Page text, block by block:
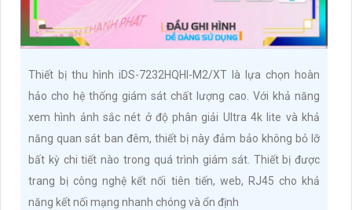
Thiết bị thu hình iDS-7232HQHI-M2/XT là lựa chọn hoàn
hảo cho hệ thống giám sát chất lượng cao. Với khả năng
xem hình ảnh sắc nét ở độ phân giải Ultra 4k lite và khả
năng quan sát ban đêm, thiết bị này đảm bảo không bỏ lỡ
bất kỳ chi tiết nào trong quá trình giám sát. Thiết bị được
trang bị công nghệ kết nối tiên tiến, web, RJ45 cho khả
năng kết nối mạng nhanh chóng và ổn định